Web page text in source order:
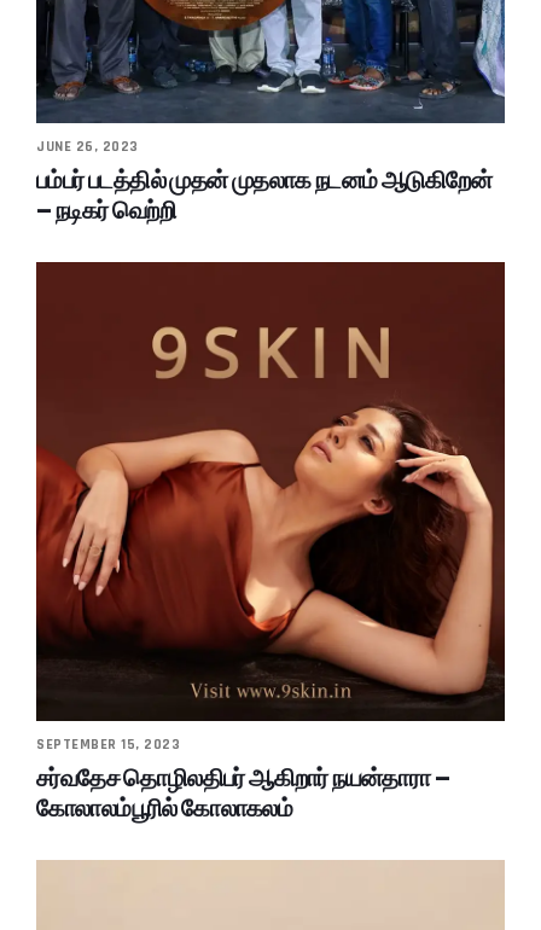
JUNE 26, 2023
பம்பர் படத்தில் முதன் முதலாக நடனம் ஆடுகிறேன்
– நடிகர் வெற்றி
SEPTEMBER 15, 2023
சர்வதேச தொழிலதிபர் ஆகிறார் நயன்தாரா –
கோலாலம்பூரில் கோலாகலம்